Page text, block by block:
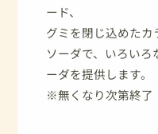
ード、
グミを閉じ込めたカ
ソーダで、いろい
ーダを提供します。
※無くなり次第終了